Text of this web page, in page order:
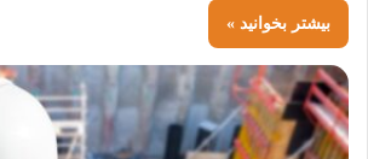
بیشتر بخوانید »